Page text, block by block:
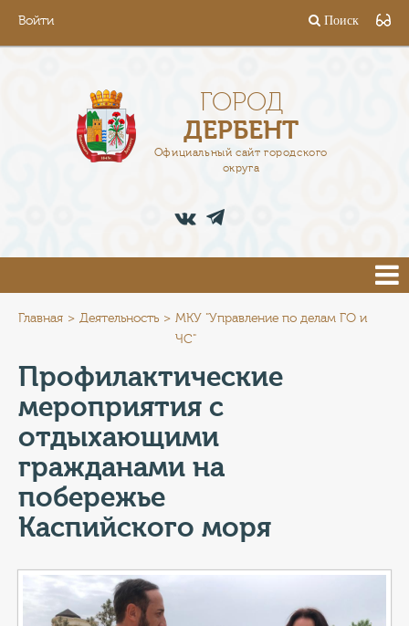
Войти Поиск
ГОРОД
ДЕРБЕНТ
Официальный сайт городского
округа
АДМИНИСТРАЦИЯ
ПРЕСС-ЦЕНТР
ТУРИСТАМ
КОНТАКТЫ
ТАРИФЫ
ГЕРОИ Z
СЛУЖБА ПО КОНТРАКТУ
Главная Деятельность
МКУ "Управление по делам ГО и
ЧС"
Профилактические
мероприятия с
отдыхающими
гражданами на
побережье
Каспийского моря